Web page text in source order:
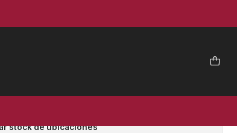
3D PVL VA2023
stock de ubicaciones